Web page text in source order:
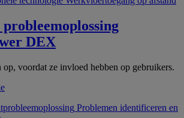
DEX
op, voordat ze invloed hebben op gebruikers.
Problemen identificeren en